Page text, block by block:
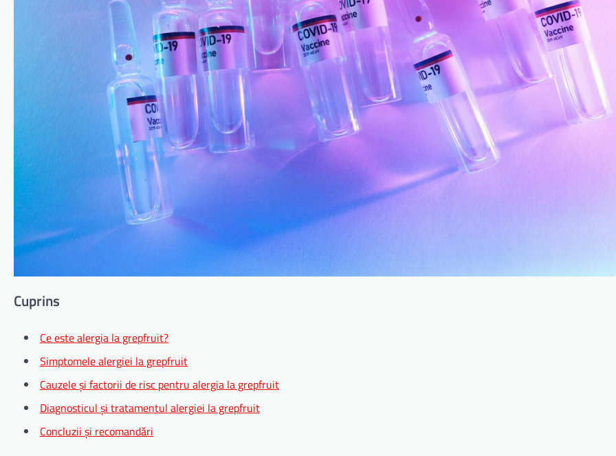
Cuprins
Ce este alergia la grepfruit?
Simptomele alergiei la grepfruit
Cauzele și factorii de risc pentru alergia la grepfruit
Diagnosticul și tratamentul alergiei la grepfruit
Concluzii și recomandări